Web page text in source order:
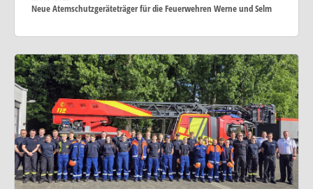
Neue Atemschutzgeräteträger für die Feuerwehren Werne und Selm